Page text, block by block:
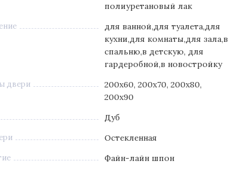
полиуретановый лак
для ванной,для туалета,для
кухни,для комнаты,для зала,в
спальню,в детскую, для
гардеробной,в новостройку
двери
200х60, 200х70, 200х80,
200х90
Дуб
Остекленная
Файн-лайн шпон